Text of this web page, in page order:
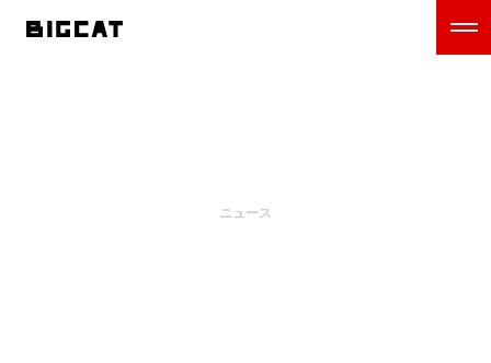
ニュース